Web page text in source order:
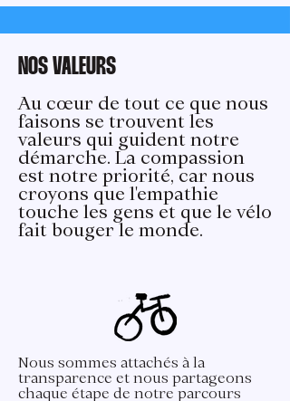
NOS VALEURS
Au cœur de tout ce que nous
faisons se trouvent les
valeurs qui guident notre
démarche. La compassion
est notre priorité, car nous
croyons que l'empathie
touche les gens et que le vélo
fait bouger le monde.
Nous sommes attachés à la
transparence et nous partageons
chaque étape de notre parcours